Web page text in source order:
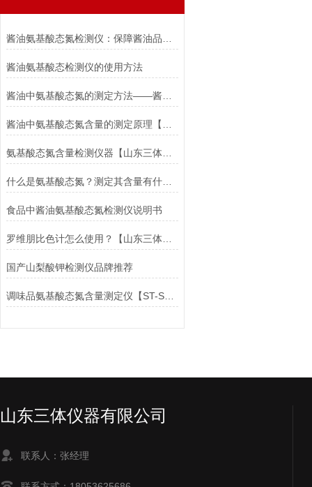
酱油氨基酸态检测仪的使用方法
酱油中氨基酸态氮的测定方法——酱油氨基酸态氮检测仪#山东三体
氨基酸态氮含量检测仪器【山东三体】#厂家直销无中间商赚差价
什么是氨基酸态氮？测定其含量有什么意义？@山东三体氨基酸态氮厂家
食品中酱油氨基酸态氮检测仪说明书
罗维朋比色计怎么使用？【山东三体】#厂家直销无中间商赚差价
国产山梨酸钾检测仪品牌推荐
调味品氨基酸态氮含量测定仪【ST-SDJY】@三体仪器
山东三体仪器有限公司
联系人：张经理